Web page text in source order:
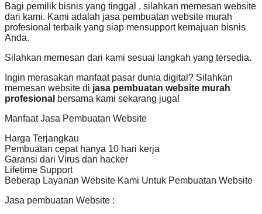
Bagi pemilik bisnis yang tinggal , silahkan memesan website
dari kami. Kami adalah jasa pembuatan website murah
profesional terbaik yang siap mensupport kemajuan bisnis
Anda.
Silahkan memesan dari kami sesuai langkah yang tersedia.
Ingin merasakan manfaat pasar dunia digital? Silahkan
memesan website di jasa pembuatan website murah
profesional bersama kami sekarang juga!
Manfaat Jasa Pembuatan Website
Harga Terjangkau
Pembuatan cepat hanya 10 hari kerja
Garansi dari Virus dan hacker
Lifetime Support
Beberap Layanan Website Kami Untuk Pembuatan Website
Jasa pembuatan Website :